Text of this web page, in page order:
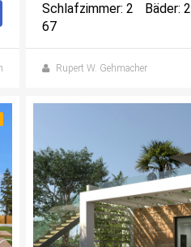
Schlafzimmer: 2 Bäder: 2
67
Rupert W. Gehmacher